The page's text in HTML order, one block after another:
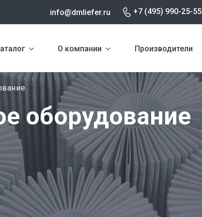
info@dmliefer.ru +7 (495) 990-25-55
О компании Производители
оборудование